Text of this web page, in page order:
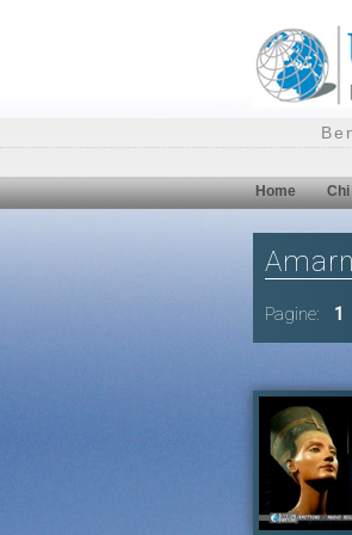
Home
Pagine: 1